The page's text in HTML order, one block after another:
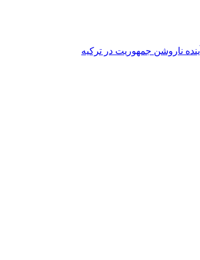
آینده ناروشن جمهوریت در ترکیه